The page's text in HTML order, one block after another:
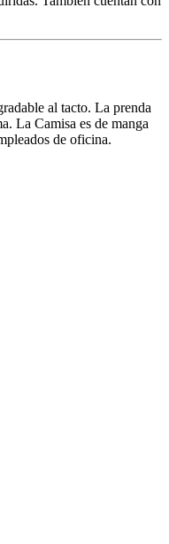
al tacto. La prenda
La Camisa es de manga
de oficina.